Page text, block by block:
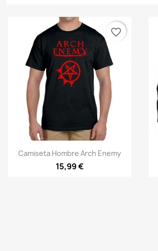
Vista rápida
Camiseta Hombre Arch Enemy
15,99 €
favorite_border